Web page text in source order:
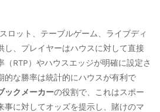
ロット、テーブルゲーム、ライブディ
し、プレイヤーはハウスに対して直接
RTP）やハウスエッジが明確に設定さ
的な勝率は統計的にハウスが有利で
ックメーカーの役割で、これはスポー
事に対してオッズを提示し、賭けのマ